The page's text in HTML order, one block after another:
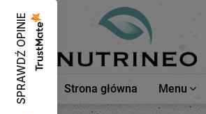
Strona główna Menu
SPRAWDŹ OPINIE